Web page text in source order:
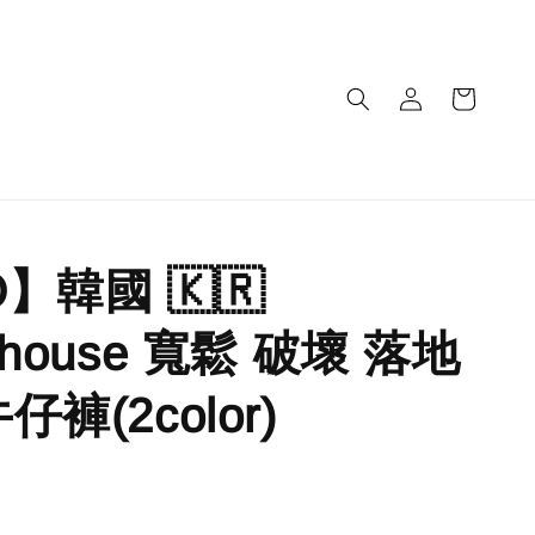
】韓國 🇰🇷
寬鬆 破壞 落地
仔褲(2color)